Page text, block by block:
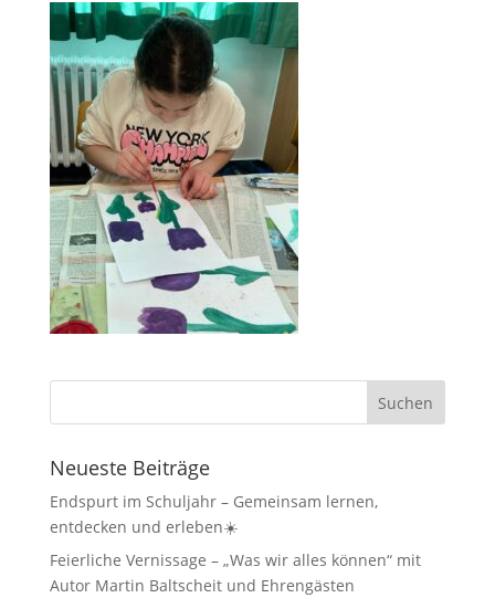
Neueste Beiträge
Endspurt im Schuljahr – Gemeinsam lernen,
entdecken und erleben☀️
Feierliche Vernissage – „Was wir alles können“ mit
Autor Martin Baltscheit und Ehrengästen